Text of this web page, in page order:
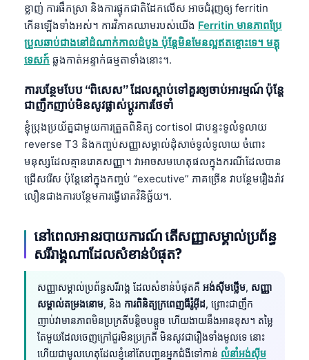
ខ្លាញ់ ការផឹកស្រា និងការផ្ទុកជាតិដែកលើស អាចជំរុញឲ្យ ferritin
កើនឡើងទាំងអស់។ ការវិភាគឈាមរបស់យើង Ferritin មានភាពប្រែ
ប្រួលឆាប់ជាងនៅដំណាក់កាលដំបូង ប៉ុន្តែមិនមែនល្អឥតខ្ចោះទេ។ មគ្គុ
ទេសក៍ ឆ្លងកាត់អន្ទាក់ធម្មតាទាំងនោះ។.
ការបន្ថែមបែប “ពិសេស” ដែលស្តាប់ទៅគួរឲ្យចាប់អារម្មណ៍ ប៉ុន្តែ
ជាញឹកញាប់មិនសូវផ្លាស់ប្តូរការថែទាំ
ខ្ញុំប្រុងប្រយ័ត្នជាមួយការត្រួតពិនិត្យ cortisol ជាបន្ទះទូលំទូលាយ
reverse T3 និងកញ្ចប់សញ្ញាសម្គាល់ដុំសាច់ទូលំទូលាយ ចំពោះ
មនុស្សដែលគ្មានរោគសញ្ញា។ វាអាចសមហេតុផលក្នុងករណីដែលបាន
ជ្រើសរើស ប៉ុន្តែនៅក្នុងកញ្ចប់ “executive” ភាគច្រើន វាបន្ថែមរឿងរ៉ាវ
លឿនជាងការបន្ថែមការធ្វើរោគវិនិច្ឆ័យ។.
នៅពេលអានរបាយការណ៍ តើសញ្ញាសម្គាល់ប្រព័ន្ធ
សរីរាង្គណាដែលសំខាន់បំផុត?
សញ្ញាសម្គាល់ប្រព័ន្ធសរីរាង្គ ដែលសំខាន់បំផុតគឺ អង់ស៊ីមថ្លើម, សញ្ញា
សម្គាល់តម្រងនោម, និង ការពិនិត្យក្រពេញធីរ៉ូអ៊ីដ, ព្រោះជាញឹក
ញាប់វាមានភាពមិនប្រក្រតីបន្តិចបន្តួច ហើយងាយនឹងអានខុស។ តម្លៃ
តែមួយដែលចេញក្រៅជួរមិនប្រក្រតី មិនសូវជារឿងទាំងមូលទេ នោះ
ហើយជាមូលហេតុដែលខ្ញុំនៅតែបញ្ជូនអ្នកជំងឺទៅកាន់ លំនាំអង់ស៊ីម